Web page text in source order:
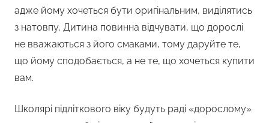
адже йому хочеться бути оригінальним, виділятись
з натовпу. Дитина повинна відчувати, що дорослі
не вважаються з його смаками, тому даруйте те,
що йому сподобається, а не те, що хочеться купити
вам.
Школярі підліткового віку будуть раді «дорослому»